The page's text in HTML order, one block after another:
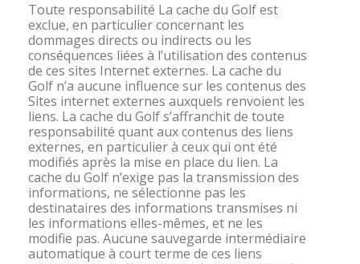
Toute responsabilité La cache du Golf est
exclue, en particulier concernant les
dommages directs ou indirects ou les
conséquences liées à l’utilisation des contenus
de ces sites Internet externes. La cache du
Golf n’a aucune influence sur les contenus des
Sites internet externes auxquels renvoient les
liens. La cache du Golf s’affranchit de toute
responsabilité quant aux contenus des liens
externes, en particulier à ceux qui ont été
modifiés après la mise en place du lien. La
cache du Golf n’exige pas la transmission des
informations, ne sélectionne pas les
destinataires des informations transmises ni
les informations elles-mêmes, et ne les
modifie pas. Aucune sauvegarde intermédiaire
automatique à court terme de ces liens